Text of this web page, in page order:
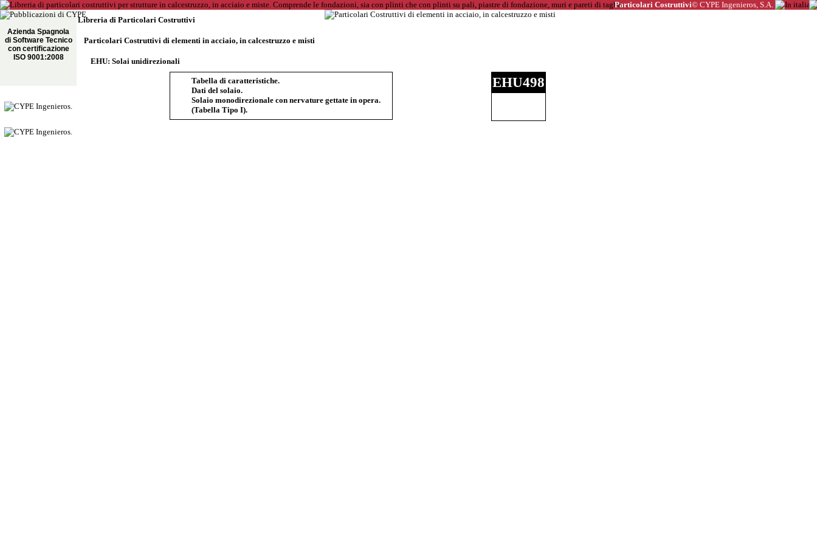
Particolari Costruttivi© CYPE Ingenieros, S.A.
Azienda Spagnola
di Software Tecnico
con certificazione
ISO 9001:2008
Libreria di Particolari Costruttivi
Particolari Costruttivi di elementi in acciaio, in calcestruzzo e misti
EHU: Solai unidirezionali
Tabella di caratteristiche.
Dati del solaio.
Solaio monodirezionale con nervature gettate in opera.
(Tabella Tipo I).
EHU498